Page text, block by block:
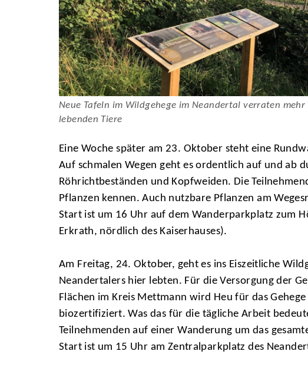
Neue Tafeln im Wildgehege im Neandertal verraten
lebenden Tiere
Eine Woche später am 23. Oktober steht eine
Auf schmalen Wegen geht es ordentlich auf und ab
Röhrichtbeständen und Kopfweiden. Die
Pflanzen kennen. Auch nutzbare Pflanzen am
Start ist um 16 Uhr auf dem Wanderparkplatz zum
Erkrath, nördlich des Kaiserhauses).
Am Freitag, 24. Oktober, geht es ins Eiszeitliche
Neandertalers hier lebten. Für die Versorgung der
Flächen im Kreis Mettmann wird Heu für das
biozertifiziert. Was das für die tägliche Arbeit
Teilnehmenden auf einer Wanderung um das
Start ist um 15 Uhr am Zentralparkplatz des